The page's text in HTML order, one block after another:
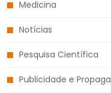
Medicina
Notícias
Pesquisa Científica
Publicidade e